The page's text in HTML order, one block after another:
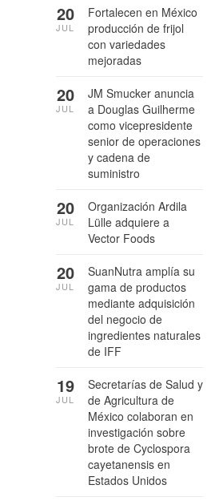
Fortalecen en México
producción de frijol
con variedades
mejoradas
20
JUL
JM Smucker anuncia
a Douglas Guilherme
como vicepresidente
senior de operaciones
y cadena de
suministro
20
JUL
Organización Ardila
Lülle adquiere a
Vector Foods
20
JUL
SuanNutra amplía su
gama de productos
mediante adquisición
del negocio de
ingredientes naturales
de IFF
20
JUL
Secretarías de Salud y
de Agricultura de
México colaboran en
investigación sobre
brote de Cyclospora
cayetanensis en
Estados Unidos
19
JUL